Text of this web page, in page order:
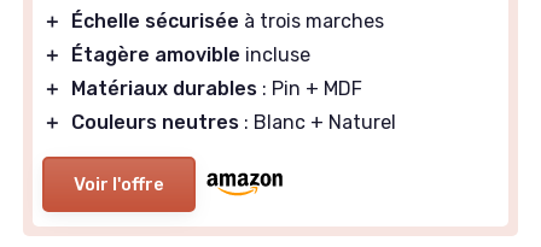
＋
Échelle sécurisée à trois marches
＋
Étagère amovible incluse
＋
Matériaux durables : Pin + MDF
＋
Couleurs neutres : Blanc + Naturel
Voir l'offre